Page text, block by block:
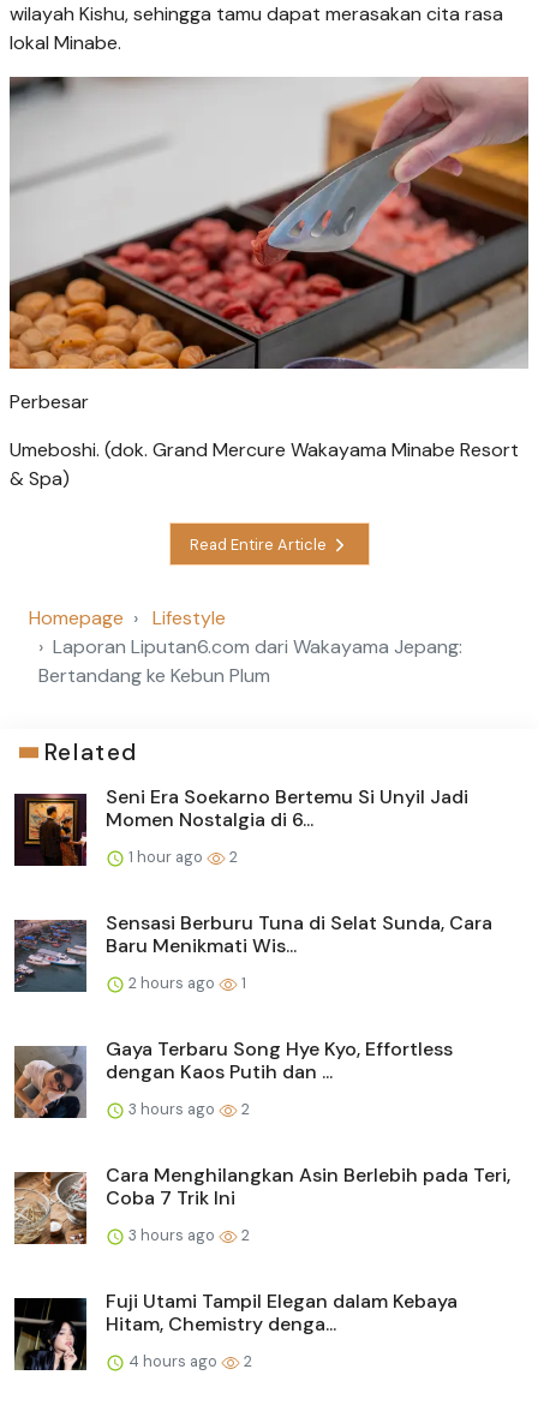
wilayah Kishu, sehingga tamu dapat merasakan cita rasa
lokal Minabe.
Perbesar
Umeboshi. (dok. Grand Mercure Wakayama Minabe Resort
& Spa)
Read Entire Article
Homepage
Lifestyle
Laporan Liputan6.com dari Wakayama Jepang:
Bertandang ke Kebun Plum
Related
Seni Era Soekarno Bertemu Si Unyil Jadi
Momen Nostalgia di 6...
1 hour ago 2
Sensasi Berburu Tuna di Selat Sunda, Cara
Baru Menikmati Wis...
2 hours ago 1
Gaya Terbaru Song Hye Kyo, Effortless
dengan Kaos Putih dan ...
3 hours ago 2
Cara Menghilangkan Asin Berlebih pada Teri,
Coba 7 Trik Ini
3 hours ago 2
Fuji Utami Tampil Elegan dalam Kebaya
Hitam, Chemistry denga...
4 hours ago 2